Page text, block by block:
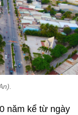
năm kể từ ngày